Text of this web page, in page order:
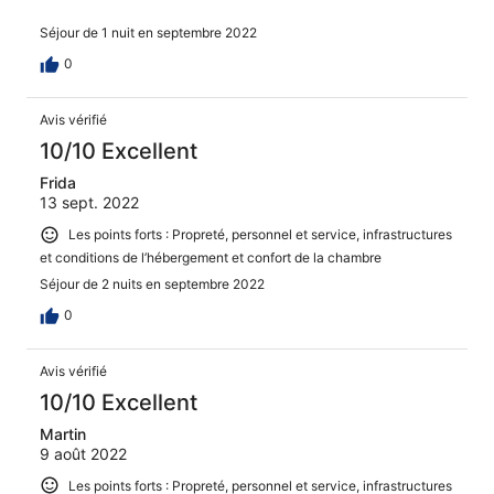
Séjour de 1 nuit en septembre 2022
0
Avis vérifié
10/10 Excellent
Frida
13 sept. 2022
Les points forts : Propreté, personnel et service, infrastructures
et conditions de l’hébergement et confort de la chambre
Séjour de 2 nuits en septembre 2022
0
Avis vérifié
10/10 Excellent
Martin
9 août 2022
Les points forts : Propreté, personnel et service, infrastructures